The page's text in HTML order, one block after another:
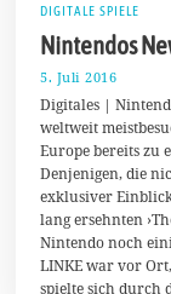
DIGITALE SPIELE
Nintendos
5. Juli 2016
.
J
u
i
2
0
1
Digitales |
weltweit
Europe bereits zu
Denjenigen, die
exklusiver
lang ersehnten
Nintendo noch
LINKE war vor
spielte sich durch